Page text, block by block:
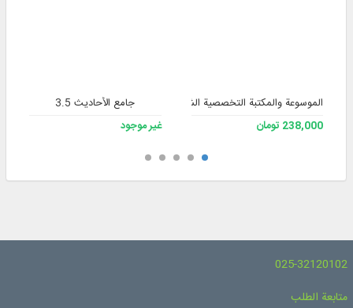
الموسوعة والمكتبة التخصصية الشاملة للفقه 3
238,000 تومان
جامع الأحاديث 3.5
غير موجود
025-32120102
متابعة الطلب